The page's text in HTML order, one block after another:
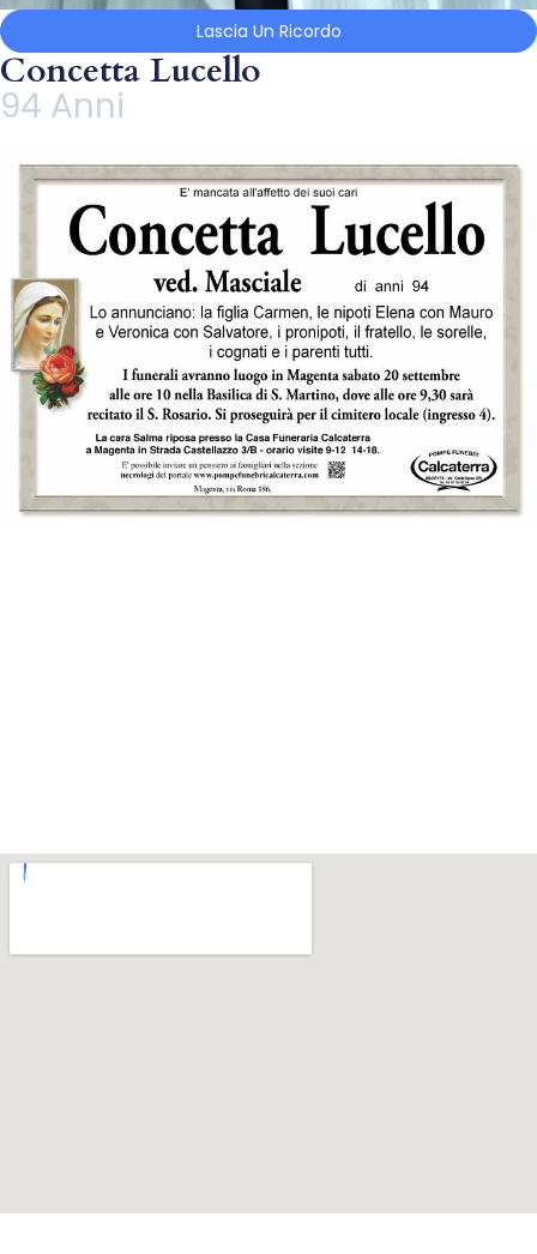
Lascia Un Ricordo
Concetta Lucello
94 Anni